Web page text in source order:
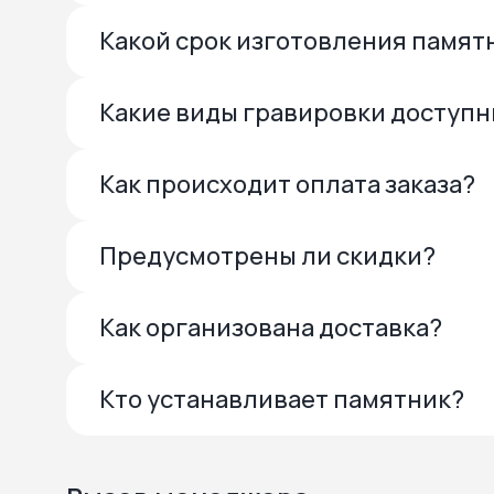
Какой срок изготовления
Какие виды гравировки
Как происходит оплата заказа?
Предусмотрены ли скидки?
Как организована доставка?
Кто устанавливает памятник?